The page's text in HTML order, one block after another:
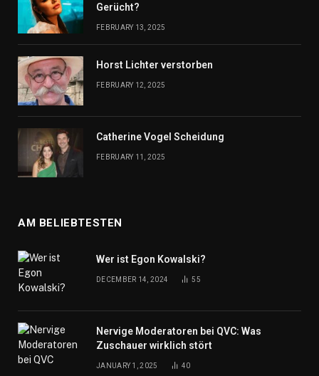
Gerücht?
FEBRUARY 13, 2025
Horst Lichter verstorben
FEBRUARY 12, 2025
Catherine Vogel Scheidung
FEBRUARY 11, 2025
AM BELIEBTESTEN
Wer ist Egon Kowalski?
DECEMBER 14, 2024 55
Nervige Moderatoren bei QVC: Was
Zuschauer wirklich stört
JANUARY 1, 2025 40